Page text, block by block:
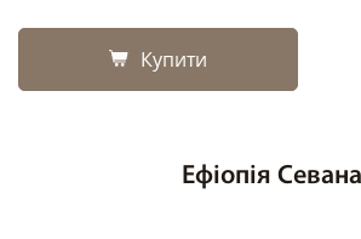
Купити
Ефіопія Севана